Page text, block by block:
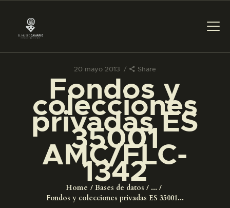
20 mayo 2013 Share
Fondos y
colecciones
privadas ES
35001
AMC/FLC-
1342
Home Bases de datos
...
Fondos y colecciones privadas ES 35001...
PREPARAR LA VISITA
ACTIVIDADES
█
EL MUSEO